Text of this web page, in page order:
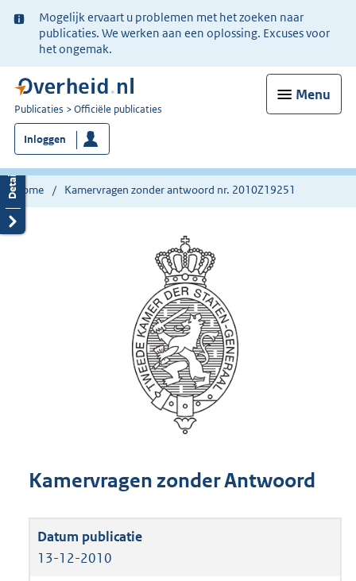
Ter
informatie:
Mogelijk ervaart u problemen met het zoeken naar
publicaties. We werken aan een oplossing. Excuses voor
het ongemak.
Menu
U
bent
nu
hier:
Publicaties Officiële publicaties
Inloggen
Home Kamervragen zonder antwoord nr. 2010Z19251
Kamervragen zonder Antwoord
13-12-2010